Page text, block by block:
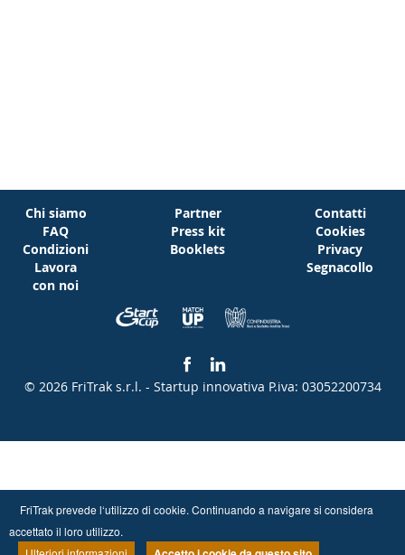
Chi siamo
FAQ
Condizioni
Lavora
con noi
Partner
Press kit
Booklets
Contatti
Cookies
Privacy
Segnacollo
© 2026 FriTrak s.r.l. - Startup innovativa P.iva: 03052200734
FriTrak prevede l‘utilizzo di cookie. Continuando a navigare si considera
accettato il loro utilizzo.